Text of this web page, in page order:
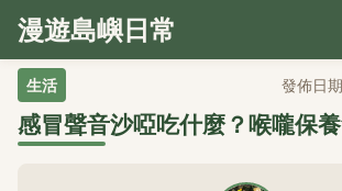
漫遊島嶼日常
生活 發佈日
感冒聲音沙啞吃什麼？喉嚨保